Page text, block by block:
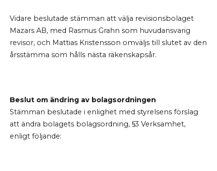
Vidare beslutade stämman att välja revisionsbolaget
Mazars AB, med Rasmus Grahn som huvudansvarig
revisor, och Mattias Kristensson omväljs till slutet av den
årsstämma som hålls nästa räkenskapsår.
Beslut om ändring av bolagsordningen
Stämman beslutade i enlighet med styrelsens förslag
att ändra bolagets bolagsordning, §3 Verksamhet,
enligt följande: